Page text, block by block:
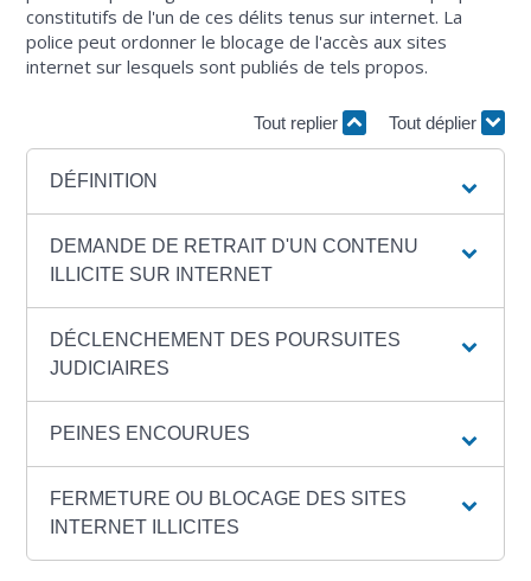
constitutifs de l'un de ces délits tenus sur internet. La
police peut ordonner le blocage de l'accès aux sites
internet sur lesquels sont publiés de tels propos.
Tout replier Tout déplier
DÉFINITION
DEMANDE DE RETRAIT D'UN CONTENU
ILLICITE SUR INTERNET
DÉCLENCHEMENT DES POURSUITES
JUDICIAIRES
PEINES ENCOURUES
FERMETURE OU BLOCAGE DES SITES
INTERNET ILLICITES